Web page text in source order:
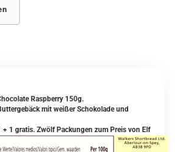
Raspberry 150g.
mit weißer Schokolade und
+ 1 gratis. Zwölf Packungen zum Preis von Elf